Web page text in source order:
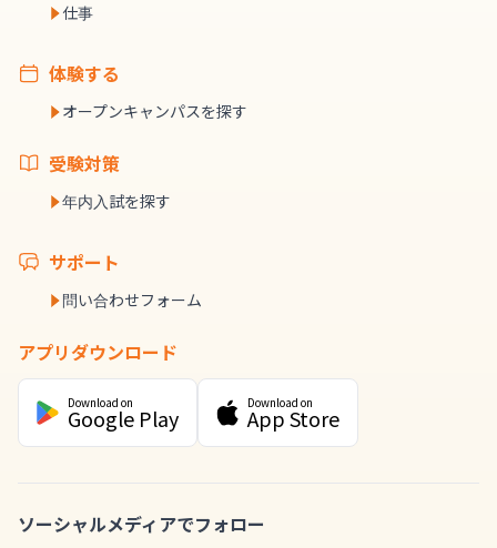
仕事
体験する
オープンキャンパスを探す
受験対策
年内入試を探す
サポート
問い合わせフォーム
アプリダウンロード
Download on
Google Play
Download on
App Store
ソーシャルメディアでフォロー